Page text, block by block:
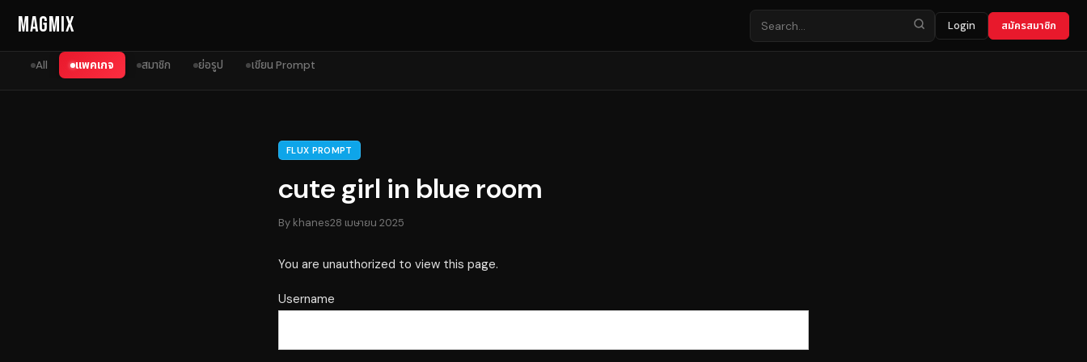
MagMix Login สมัครสมาชิก
All แพคเกจ สมาชิก ย่อรูป เขียน Prompt
FLUX PROMPT
cute girl in blue room
By khanes28 เมษายน 2025
You are unauthorized to view this page.
Username